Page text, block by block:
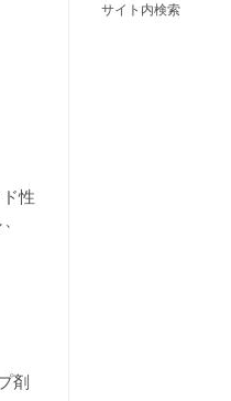
性
剤
サイト内検索